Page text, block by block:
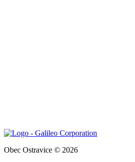
Obec Ostravice © 2026